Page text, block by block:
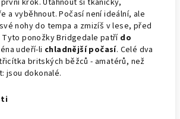
krok. Utáhnout si tkaničky,
a vyběhnout. Počasí není ideální, ale
nohy do tempa a zmizíš v lese, před
ponožky Bridgedale patří do
udeří-li chladnější počasí. Celé dva
britských běžců - amatérů, než
jsou dokonalé.